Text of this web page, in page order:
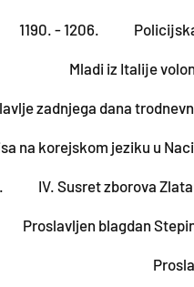
1190. - 1206.
Mladi iz Italije
zadnjega dana
na korejskom jeziku u
IV. Susret zborova
Proslavljen blagdan